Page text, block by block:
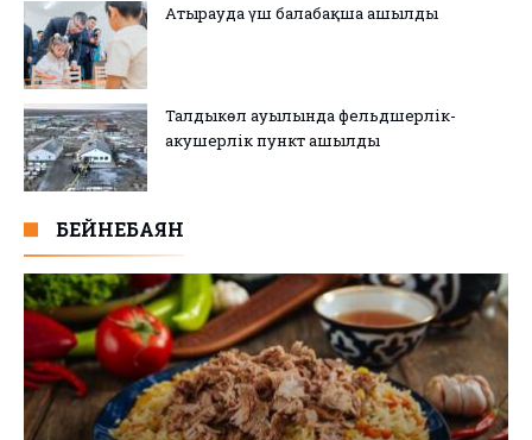
Атырауда үш балабақша ашылды
Талдыкөл ауылында фельдшерлік-
акушерлік пункт ашылды
БЕЙНЕБАЯН